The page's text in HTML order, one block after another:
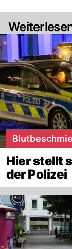
Hier stellt
der Polizei